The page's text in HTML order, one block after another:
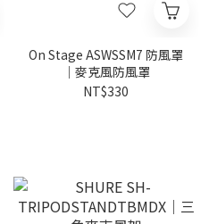
On Stage ASWSSM7 防風罩
｜麥克風防風罩
NT$330